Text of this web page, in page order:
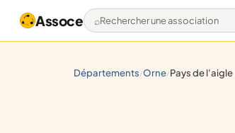
Assoce Rechercher une association
départements/ orne/ pays de l'aigle